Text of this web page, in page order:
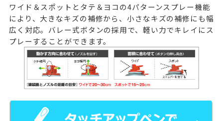
ワイド＆スポットとタテ＆ヨコの4パターンスプレー機能
により、大きなキズの補修から、小さなキズの補修にも幅
広く対応。バレー式ボタンの採用で、軽い力でキレイにス
プレーすることができます。